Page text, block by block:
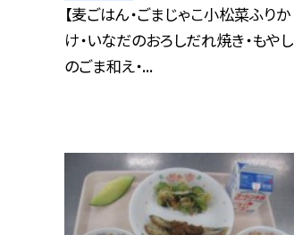
【麦ごはん・ごまじゃこ小松菜ふりか
け・いなだのおろしだれ焼き・もやし
のごま和え・...